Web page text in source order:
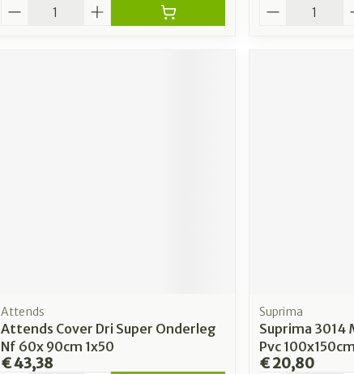
Attends
Attends Cover Dri Super Onderleg
Nf 60x 90cm 1x50
€ 43,38
Suprima
Suprima 3014
Pvc 100x150cm
€ 20,80